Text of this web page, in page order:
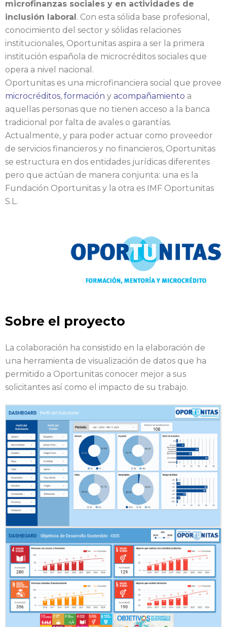
microfinanzas sociales y en actividades de
inclusión laboral. Con esta sólida base profesional,
conocimiento del sector y sólidas relaciones
institucionales, Oportunitas aspira a ser la primera
institución española de microcréditos sociales que
opera a nivel nacional.
Oportunitas es una microfinanciera social que provee
microcréditos, formación y acompañamiento a
aquellas personas que no tienen acceso a la banca
tradicional por falta de avales o garantías.
Actualmente, y para poder actuar como proveedor
de servicios financieros y no financieros, Oportunitas
se estructura en dos entidades jurídicas diferentes
pero que actúan de manera conjunta: una es la
Fundación Oportunitas y la otra es IMF Oportunitas
S.L.
Sobre el proyecto
La colaboración ha consistido en la elaboración de
una herramienta de visualización de datos que ha
permitido a Oportunitas conocer mejor a sus
solicitantes así como el impacto de su trabajo.